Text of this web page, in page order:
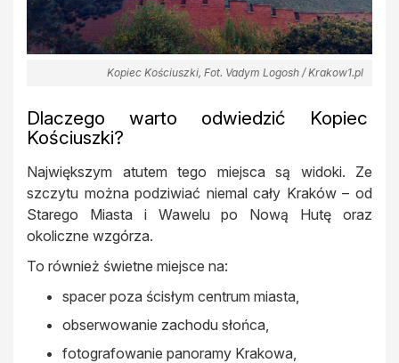
Kopiec Kościuszki, Fot. Vadym Logosh / Krakow1.pl
Dlaczego warto odwiedzić Kopiec
Kościuszki?
Największym atutem tego miejsca są widoki. Ze
szczytu można podziwiać niemal cały Kraków – od
Starego Miasta i Wawelu po Nową Hutę oraz
okoliczne wzgórza.
To również świetne miejsce na:
spacer poza ścisłym centrum miasta,
obserwowanie zachodu słońca,
fotografowanie panoramy Krakowa,